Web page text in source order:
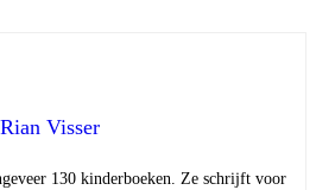
Rian Visser
130 kinderboeken. Ze schrijft voor